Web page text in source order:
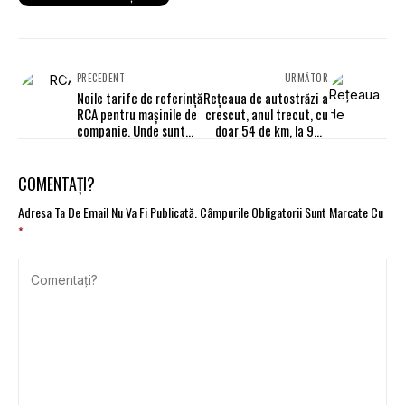
PRECEDENT
Noile tarife de referință
RCA pentru mașinile de
companie. Unde sunt
URMĂTOR
Rețeaua de autostrăzi a
crescut, anul trecut, cu
doar 54 de km, la 920
COMENTAȚI?
Adresa Ta De Email Nu Va Fi Publicată.Câmpurile Obligatorii Sunt Marcate Cu
*